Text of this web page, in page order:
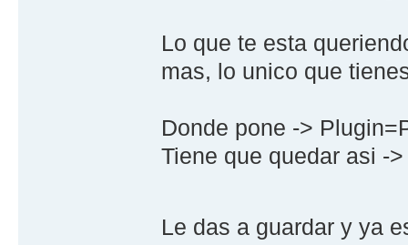
Lo que te esta
mas, lo unico que
Donde pone ->
Tiene que quedar asi -
Le das a guardar y ya